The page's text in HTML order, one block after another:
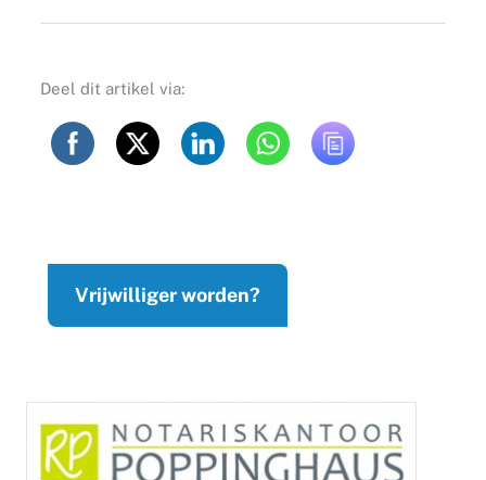
Deel dit artikel via:
Vrijwilliger worden?